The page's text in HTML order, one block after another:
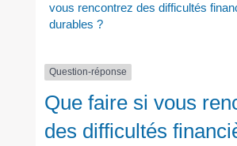
vous rencontrez des difficultés
durables ?
Question-réponse
Que faire si vous
des difficultés